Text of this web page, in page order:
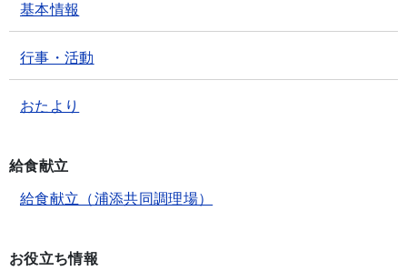
基本情報
行事・活動
おたより
給食献立
給食献立（浦添共同調理場）
お役立ち情報